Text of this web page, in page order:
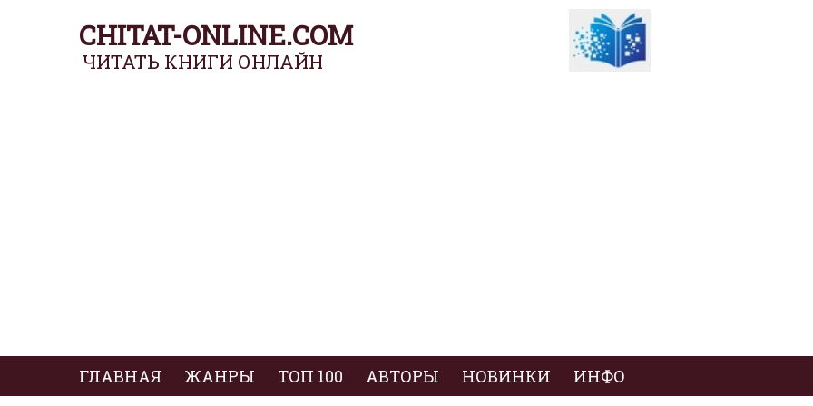
CHITAT-ONLINE.COM
ЧИТАТЬ КНИГИ ОНЛАЙН
ГЛАВНАЯ ЖАНРЫ ТОП 100 АВТОРЫ НОВИНКИ ИНФО